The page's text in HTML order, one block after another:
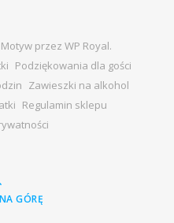
przez WP Royal.
Podziękowania dla gości
Zawieszki na alkohol
Regulamin sklepu
GÓRĘ